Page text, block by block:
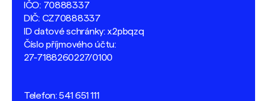
IČO: 70888337
DIČ: CZ70888337
ID datové schránky: x2pbqzq
Číslo příjmového účtu:
27-7188260227/0100
Telefon:541 651 111